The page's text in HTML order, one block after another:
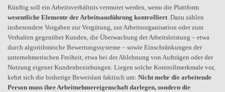
Künftig soll ein Arbeitsverhältnis vermutet werden, wenn die Plattform
wesentliche Elemente der Arbeitsausführung kontrolliert. Dazu zählen
insbesondere Vorgaben zur Vergütung, zur Arbeitsorganisation oder zum
Verhalten gegenüber Kunden, die Überwachung der Arbeitsleistung – etwa
durch algorithmische Bewertungssysteme – sowie Einschränkungen der
unternehmerischen Freiheit, etwa bei der Ablehnung von Aufträgen oder der
Nutzung eigener Kundenbeziehungen. Liegen solche Kontrollmerkmale vor,
kehrt sich die bisherige Beweislast faktisch um: Nicht mehr die arbeitende
Person muss ihre Arbeitnehmereigenschaft darlegen, sondern die